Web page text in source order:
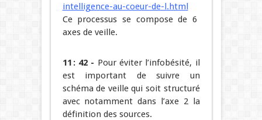
intelligence-au-coeur-de-l.html
Ce processus se compose de 6
axes de veille.
11 : 42 - Pour éviter l’infobésité, il
est important de suivre un
schéma de veille qui soit structuré
avec notamment dans l’axe 2 la
définition des sources.